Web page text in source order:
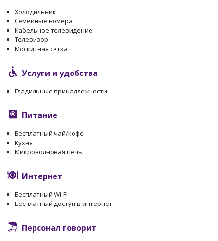
Холодильник
Семейные номера
Кабельное телевидение
Телевизор
Москитная сетка
Услуги и удобства
Гладильные принадлежности
Питание
Бесплатный чай/кофе
Кухня
Микроволновая печь
Интернет
Бесплатный Wi-Fi
Бесплатный доступ в интернет
Персонал говорит